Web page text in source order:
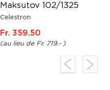
Maksutov 102/1325
Celestron
Fr. 359.50
Fr. 719.-